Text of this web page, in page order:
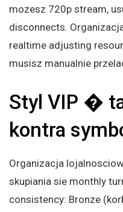
mozesz 720p stream,
disconnects.
realtime adjusting
musisz manualnie
Styl VIP �
kontra
Organizacja
skupiania sie monthly
consistency: Bronze